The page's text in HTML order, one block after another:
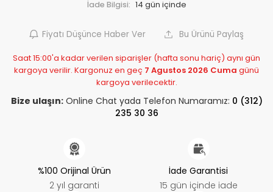
İade Bilgisi:
Fiyatı Düşünce Haber Ver Bu Ürünü Paylaş
Saat 15:00'a kadar verilen siparişler (hafta sonu hariç) aynı gün
kargoya verilir. Kargonuz en geç 7 Agustos 2026 Cuma günü
kargoya verilecektir.
Bize ulaşın:Online Chat yada Telefon Numaramız: 0 (312)
235 30 36
%100 Orijinal Ürün
2 yıl garanti
İade Garantisi
15 gün içinde iade